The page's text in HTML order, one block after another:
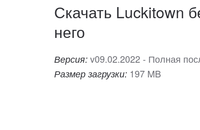
Скачать Luckitown
него
Версия: v09.02.2022 - Полная
Размер загрузки: 197 MB